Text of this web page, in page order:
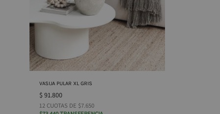
VASIJA PULAR XL GRIS
$ 91.800
12 CUOTAS DE $7.650